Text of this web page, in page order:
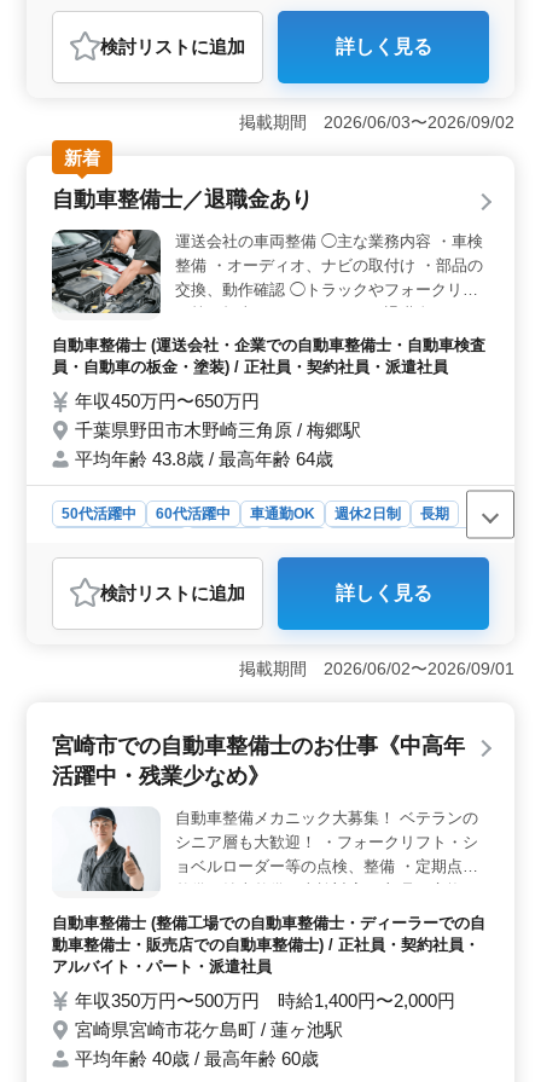
おすすめポイント
＜経験・スキルを活かせる環境＞ 法定点検、車検整
備、修理対応など車両整備業務を担当します。乗用車か
らトラック、建設機械、特殊車両まで幅広く扱うため、
これまで培った整備経験を活かせます。 ＜働きやす
い環境＞ 完全週休2日制、年間休日124日の勤務環境で
す。50代・60代が活躍している職場で、経験豊富な整備
士として技術を発揮できます。 ＜待遇・福利厚生
＞ 賞与あり、交通費支給、各種社会保険完備。育児休
業取得実績もあり、安心して長く働ける環境です。
検討リスト に追加 詳しく見る
掲載期間 2026/06/03〜2026/09/02
新着
自動車整備士／退職金あり
運送会社の車両整備 ◯主な業務内容 ・車検
整備 ・オーディオ、ナビの取付け ・部品の
交換、動作確認 ◯トラックやフォークリフ
賞与あり ＊交通費支給 ＊完全週休2日制 ＊
年間休日115日 これまで積み重ねた実力を発
応募ください！
自動車整備士 (運送会社・企業での自動車整備士・自動車検査
員・自動車の板金・塗装) / 正社員・契約社員・派遣社員
年収450万円〜650万円
千葉県野田市木野崎三角原 / 梅郷駅
平均年齢 43.8歳 / 最高年齢 64歳
50代活躍中 60代活躍中 車通勤OK 週休2日制
長期
派遣社員
おすすめポイント
＜運送会社ならではの整備業務に携われる職場＞ トラ
ックやフォークリフトの車検整備を中心に、オーディオ
やナビの取付け、部品交換などを担当します。大型車両
64歳のスタッフも活躍しており、培ってきた整備技術や
知識を発揮できます。運送会社の保有車両を支える重要
度と福利厚生が充実＞ 完全週休2日制に加え、年間休日
115日を確保しています。退職金制度や育児休業取得実績
もあり、長期的なキャリア形成を目指しやすい環境
検討リスト に追加 詳しく見る
掲載期間 2026/06/02〜2026/09/01
宮崎市での自動車整備士のお仕事《中高年
活躍中・残業少なめ》
自動車整備メカニック大募集！ ベテランの
シニア層も大歓迎！ ・フォークリフト・シ
ョベルローダー等の点検、整備 ・定期点検
取り付け・補修 ・トラブルシューティング
時の整備業務全般 ・お客さんの見積もり対
応 ・フロント業務一部あり ・カーナビ・
ETCの設置 ・オーディオ・ナビ等の取付け
＊50歳以上も活躍中 ＊今までの経験を活か
してください
自動車整備士 (整備工場での自動車整備士・ディーラーでの自
動車整備士・販売店での自動車整備士) / 正社員・契約社員・
アルバイト・パート・派遣社員
年収350万円〜500万円 時給1,400円〜2,000円
宮崎県宮崎市花ケ島町 / 蓮ヶ池駅
平均年齢 40歳 / 最高年齢 60歳